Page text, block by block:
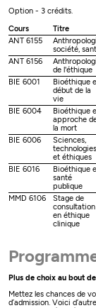
Option - 3 crédits.
Cours
Titre
ANT 6155
société,
ANT 6156
de l'éthique
BIE 6001
Bioéthique
début de la
vie
BIE 6004
Bioéthique
approche
la mort
BIE 6006
Sciences,
technologies
et éthiques
BIE 6016
Bioéthique
santé
publique
MMD 6106
Stage de
consultation
en éthique
clinique
Plus de choix au bout
Mettez les chances de
d’admission. Voici